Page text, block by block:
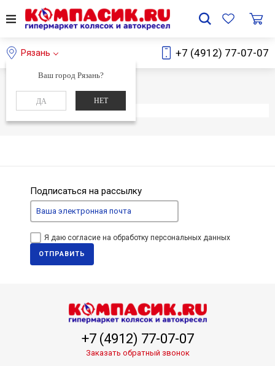
Рязань
Ваш город Рязань?
ДА НЕТ
+7 (4912) 77-07-07
Главная Каталог
Элемент не найден
Подписаться на рассылку
Я даю согласие на обработку персональных данных
ОТПРАВИТЬ
+7 (4912) 77-07-07
Заказать обратный звонок